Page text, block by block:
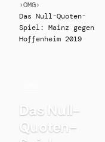
›OMG›
Das Null-Quoten-
Spiel: Mainz gegen
Hoffenheim 2019
Das Null-
Quoten-